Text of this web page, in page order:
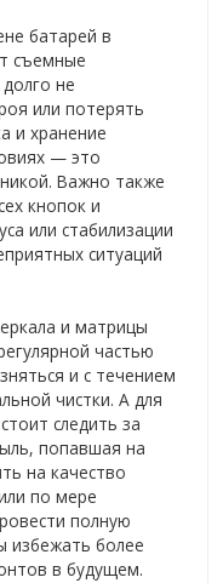
батарей в
съемные
не
или потерять
и хранение
— это
Важно также
кнопок и
или стабилизации
ситуаций
и матрицы
частью
и с течением
чистки. А для
следить за
попавшая на
на качество
по мере
полную
избежать более
в будущем.